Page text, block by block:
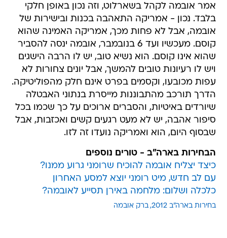
אמר אובמה לקהל בשארלוט, וזה נכון באופן חלקי
בלבד. נכון - אמריקה התאהבה בכנות ובישירות של
אובמה, אבל לא פחות מכך, אמריקה האמינה שהוא
קוסם. מעכשיו ועד 6 בנובמבר, אובמה ינסה להסביר
שהוא אינו קוסם. הוא נשיא טוב, יש לו הרבה הישגים
ויש לו רעיונות טובים להמשך, אבל יונים צחורות לא
עפות מכובעו, וקסמים בפרט אינם חלק מהפוליטיקה.
הדרך תורכב מהתבוננות מייסרת בנתוני האבטלה
שיורדים באיטיות, והסברים ארוכים על כך שכמו בכל
סיפור אהבה, יש לא מעט רגעים קשים ואכזבות, אבל
שבסוף היום, הוא ואמריקה נועדו זה לזו.
הבחירות בארה"ב - טורים נוספים
כיצד יצליח אובמה להוכיח שרומני גרוע ממנו?
עם לב חדש, מיט רומני יוצא למסע האחרון
כלכלה ושלום: מלחמה באירן תסייע לאובמה?
בחירות בארה"ב 2012 ברק אובמה